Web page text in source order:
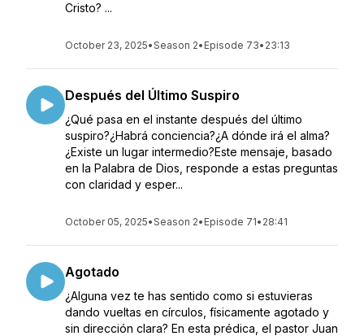
Cristo? ...
October 23, 2025•Season 2• Episode 73• 23:13
Después del Último Suspiro
¿Qué pasa en el instante después del último
suspiro?¿Habrá conciencia?¿A dónde irá el alma?
¿Existe un lugar intermedio?Este mensaje, basado
en la Palabra de Dios, responde a estas preguntas
con claridad y esper...
October 05, 2025•Season 2• Episode 71• 28:41
Agotado
¿Alguna vez te has sentido como si estuvieras
dando vueltas en círculos, físicamente agotado y
sin dirección clara? En esta prédica, el pastor Juan